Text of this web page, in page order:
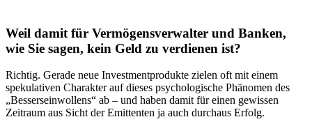
Weil damit für Vermögensverwalter und Banken,
wie Sie sagen, kein Geld zu verdienen ist?
Richtig. Gerade neue Investmentprodukte zielen oft mit einem
spekulativen Charakter auf dieses psychologische Phänomen des
„Besserseinwollens“ ab – und haben damit für einen gewissen
Zeitraum aus Sicht der Emittenten ja auch durchaus Erfolg.